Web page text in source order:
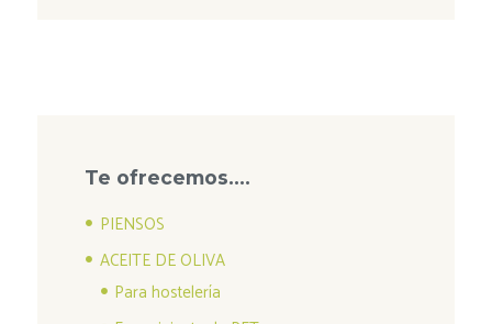
Te ofrecemos….
PIENSOS
ACEITE DE OLIVA
Para hostelería